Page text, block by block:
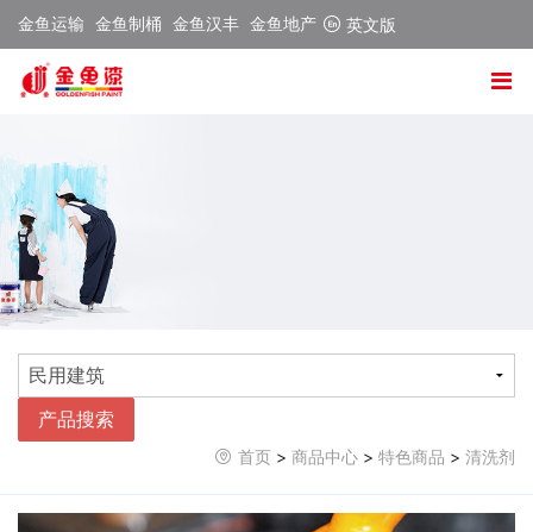
金鱼运输 金鱼制桶 金鱼汉丰 金鱼地产 英文版
产品搜索
首页 > 商品中心 > 特色商品 > 清洗剂